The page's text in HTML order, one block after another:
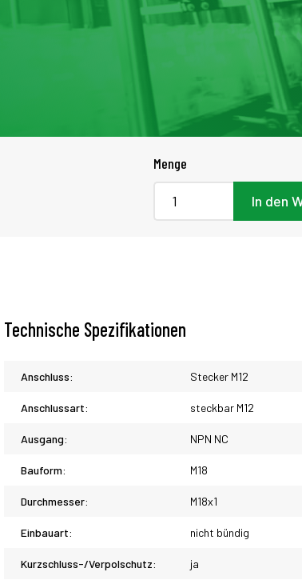
Menge
In den
Technische Spezifikationen
Anschluss: Stecker M12
Anschlussart: steckbar M12
Ausgang: NPN NC
Bauform: M18
Durchmesser: M18x1
Einbauart: nicht bündig
Kurzschluss-/Verpolschutz: ja